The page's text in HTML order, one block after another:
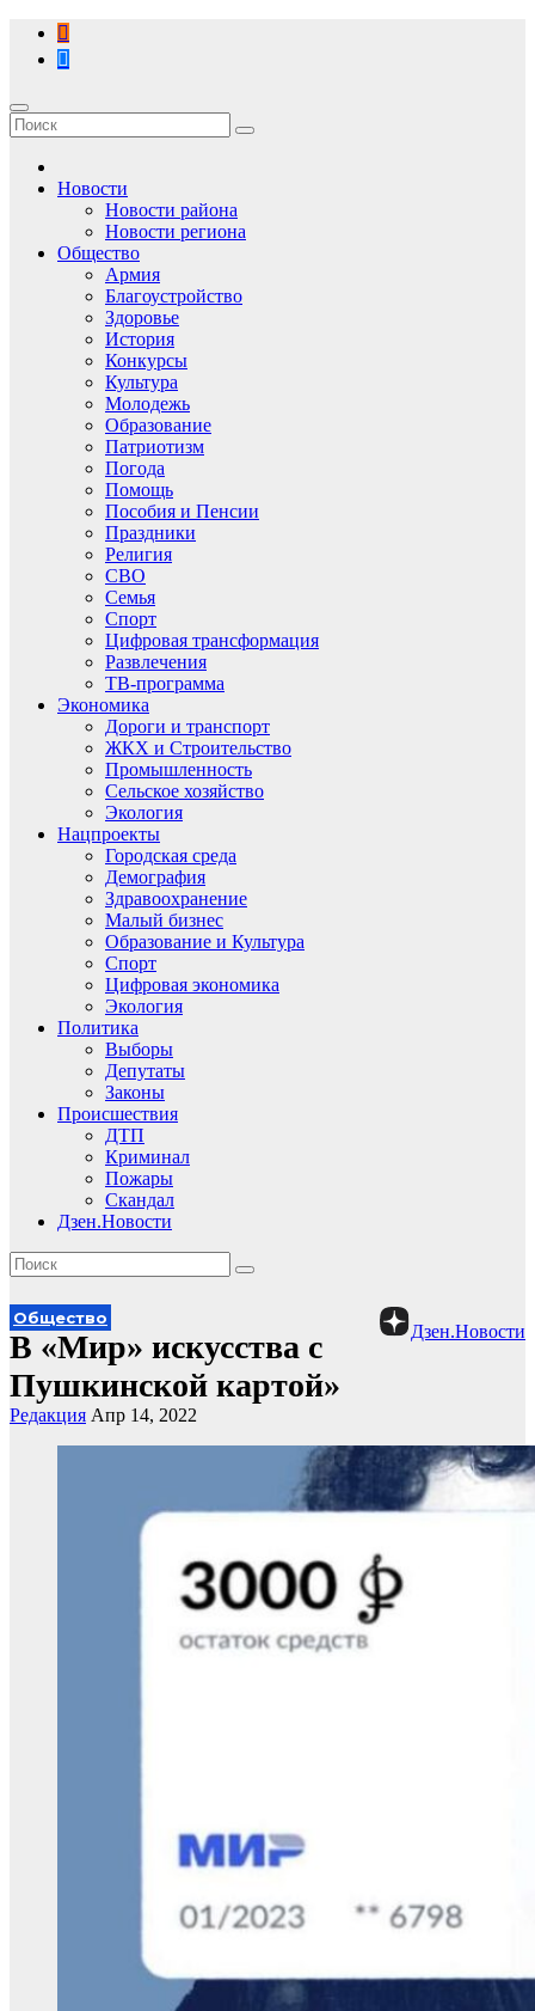
Перейти
содержимому
Новости
Новости района
Новости региона
Общество
Армия
Благоустройство
Здоровье
История
Конкурсы
Культура
Молодежь
Образование
Патриотизм
Погода
Помощь
Пособия и Пенсии
Праздники
Религия
СВО
Семья
Спорт
Цифровая трансформация
Развлечения
ТВ-программа
Экономика
Дороги и транспорт
ЖКХ и Строительство
Промышленность
Сельское хозяйство
Экология
Нацпроекты
Городская среда
Демография
Здравоохранение
Малый бизнес
Образование и Культура
Спорт
Цифровая экономика
Экология
Политика
Выборы
Депутаты
Законы
Происшествия
ДТП
Криминал
Пожары
Скандал
Дзен.Новости
Дзен.Новости
Общество
В «Мир» искусства с
Пушкинской картой»
Редакция Апр 14, 2022